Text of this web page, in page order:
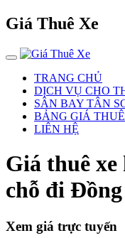
Giá Thuê Xe
TRANG CHỦ
DỊCH VỤ CHO
SÂN BAY TÂN
BẢNG GIÁ
LIÊN HỆ
Giá thuê
chỗ đi
Xem giá trực tuyến